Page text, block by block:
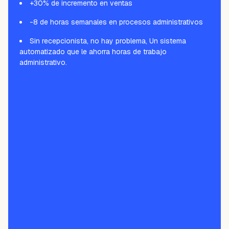
+30% de incremento en ventas
-8 de horas semanales en procesos administrativos
Sin recepcionista, no hay problema, Un sistema
automatizado que le ahorra horas de trabajo
administrativo.